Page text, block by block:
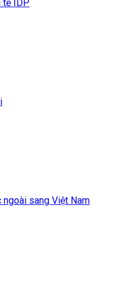
tế IDP
sang Việt Nam